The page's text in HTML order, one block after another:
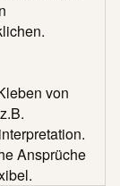
von
Ansprüche